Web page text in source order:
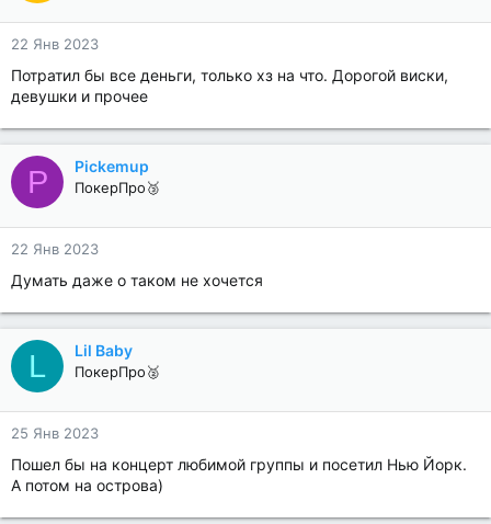
22 Янв 2023
Потратил бы все деньги, только хз на что. Дорогой виски,
девушки и прочее
P Pickemup
ПокерПро🥉
22 Янв 2023
Думать даже о таком не хочется
L Lil Baby
ПокерПро🥈
25 Янв 2023
Пошел бы на концерт любимой группы и посетил Нью Йорк.
А потом на острова)